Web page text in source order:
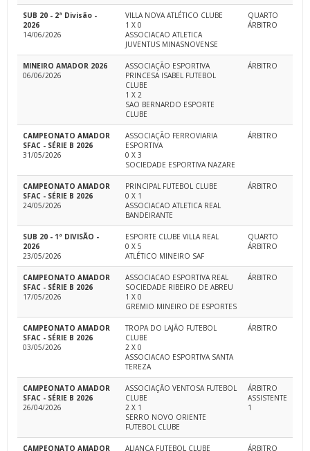
SUB 20 - 2ª Divisão -
2026
14/06/2026
VILLA NOVA ATLÉTICO CLUBE
1 X 0
ASSOCIACAO ATLETICA
JUVENTUS MINASNOVENSE
QUARTO
ÁRBITRO
MINEIRO AMADOR 2026
06/06/2026
ASSOCIAÇÃO ESPORTIVA
PRINCESA ISABEL FUTEBOL
CLUBE
1 X 2
SAO BERNARDO ESPORTE
CLUBE
ÁRBITRO
CAMPEONATO AMADOR
SFAC - SÉRIE B 2026
31/05/2026
ASSOCIAÇÃO FERROVIARIA
ESPORTIVA
0 X 3
SOCIEDADE ESPORTIVA NAZARE
ÁRBITRO
CAMPEONATO AMADOR
SFAC - SÉRIE B 2026
24/05/2026
PRINCIPAL FUTEBOL CLUBE
0 X 1
ASSOCIACAO ATLETICA REAL
BANDEIRANTE
ÁRBITRO
SUB 20 - 1ª DIVISÃO -
2026
23/05/2026
ESPORTE CLUBE VILLA REAL
0 X 5
ATLÉTICO MINEIRO SAF
QUARTO
ÁRBITRO
CAMPEONATO AMADOR
SFAC - SÉRIE B 2026
17/05/2026
ASSOCIACAO ESPORTIVA REAL
SOCIEDADE RIBEIRO DE ABREU
1 X 0
GREMIO MINEIRO DE ESPORTES
ÁRBITRO
CAMPEONATO AMADOR
SFAC - SÉRIE B 2026
03/05/2026
TROPA DO LAJÃO FUTEBOL
CLUBE
2 X 0
ASSOCIACAO ESPORTIVA SANTA
TEREZA
ÁRBITRO
CAMPEONATO AMADOR
SFAC - SÉRIE B 2026
26/04/2026
ASSOCIAÇÃO VENTOSA FUTEBOL
CLUBE
2 X 1
SERRO NOVO ORIENTE
FUTEBOL CLUBE
ÁRBITRO
ASSISTENTE
1
CAMPEONATO AMADOR
ALIANCA FUTEBOL CLUBE
ÁRBITRO